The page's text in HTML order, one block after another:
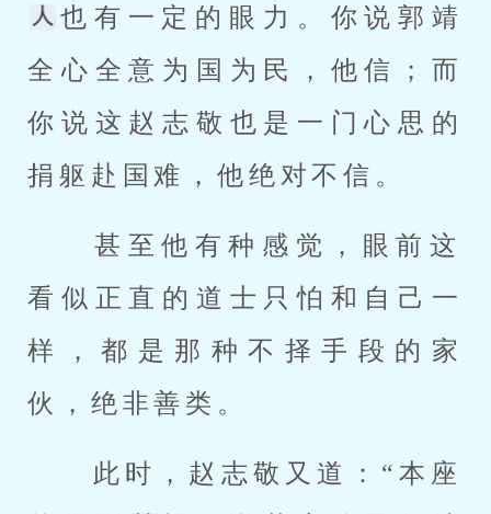
也有一定的眼力。你说郭靖
全心全意为国为民，他信；而
你说这赵志敬也是一门心思的
捐躯赴国难，他绝对不信。
看似正直的道士只怕和自己一
样，都是那种不择手段的家
伙，绝非善类。